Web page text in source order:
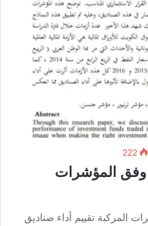
222
وفق المؤشرات
المركبة تقييم أداء صناديق